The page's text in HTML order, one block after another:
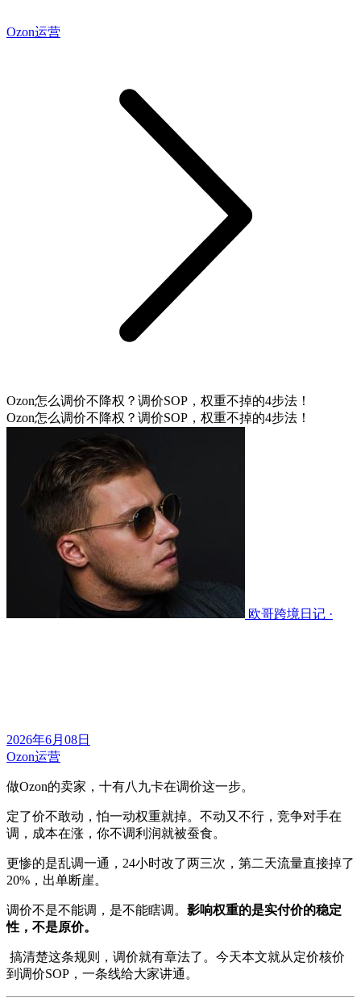
Ozon运营
Ozon怎么调价不降权？调价SOP，权重不掉的4步法！
Ozon怎么调价不降权？调价SOP，权重不掉的4步法！
欧哥跨境日记 ·
2026年6月08日
Ozon运营
做Ozon的卖家，十有八九卡在调价这一步。
定了价不敢动，怕一动权重就掉。不动又不行，竞争对手在
调，成本在涨，你不调利润就被蚕食。
更惨的是乱调一通，24小时改了两三次，第二天流量直接掉了
20%，出单断崖。
调价不是不能调，是不能瞎调。 影响权重的是实付价的稳定
性，不是原价。
搞清楚这条规则，调价就有章法了。 今天本文就从定价核价
到调价SOP，一条线给大家讲通。